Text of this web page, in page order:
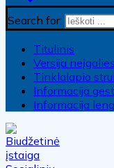
Search for:
Titulinis
Versija
Tinklalapio
Informacija
Informacija